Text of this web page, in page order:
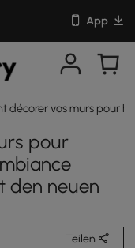
App
décorer vos murs pour
pour
den neuen
Teilen